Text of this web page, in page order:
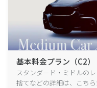
基本料金プラン（C2）
スタンダード・ミドルの
捨てなどの詳細は、こち